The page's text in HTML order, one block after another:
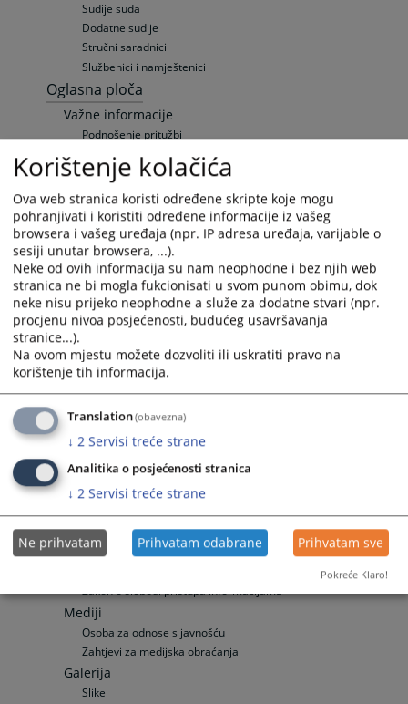
Sudije suda
Dodatne sudije
Stručni saradnici
Službenici i namještenici
Oglasna ploča
Važne informacije
Podnošenje pritužbi
Sudske takse
Pozivi
Sudski vještaci i tumači
Pravna pomoć
Raspored suđenja
Raspored suđenja
Elektronska oglasna ploča
Upražnjene pozicije
Opće informacije
Objavljene pozicije
Vaša pitanja
Često postavljana pitanja
Specifična pitanja
Zemljišno-knjižni izvadak
Odnosi s javnošću
Vijesti
Saopćenja za javnost
Publikacije
Zakon o slobodi pristupa informacijama
Mediji
Osoba za odnose s javnošću
Zahtjevi za medijska obraćanja
Galerija
Slike
Korištenje kolačića
Ova web stranica koristi određene skripte koje mogu
pohranjivati i koristiti određene informacije iz vašeg
browsera i vašeg uređaja (npr. IP adresa uređaja, varijable o
sesiji unutar browsera, ...).
Neke od ovih informacija su nam neophodne i bez njih web
stranica ne bi mogla fukcionisati u svom punom obimu, dok
neke nisu prijeko neophodne a služe za dodatne stvari (npr.
procjenu nivoa posjećenosti, budućeg usavršavanja
stranice...).
Na ovom mjestu možete dozvoliti ili uskratiti pravo na
korištenje tih informacija.
Translation(obavezna)
↓ 2 Servisi treće strane
Analitika o posjećenosti stranica
↓ 2 Servisi treće strane
Ne prihvatam Prihvatam odabrane Prihvatam sve
Pokreće Klaro!